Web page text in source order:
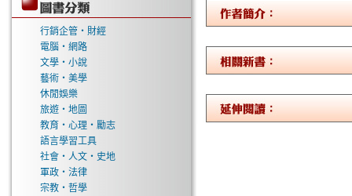
行銷企管‧財經
電腦‧網路
文學‧小說
藝術‧美學
休閒娛樂
旅遊‧地圖
教育‧心理‧勵志
語言學習工具
社會‧人文‧史地
軍政‧法律
宗教‧哲學